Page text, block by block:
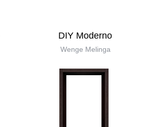
DIY Moderno
Wenge Melinga